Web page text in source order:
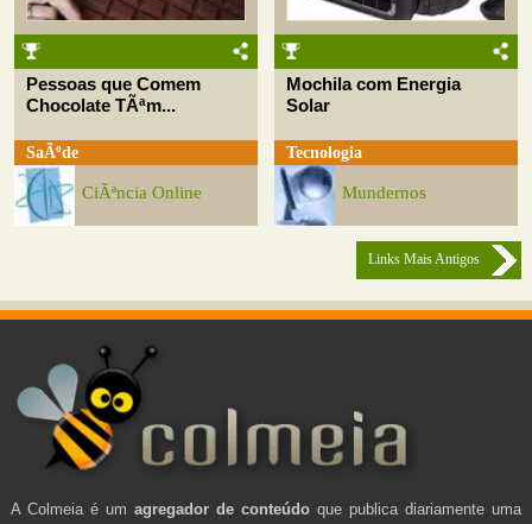
Pessoas que Comem
Chocolate TÃªm...
SaÃºde
CiÃªncia Online
Mochila com Energia
Solar
Tecnologia
Mundernos
Links Mais Antigos
A Colmeia é um agregador de conteúdo que publica diariamente uma